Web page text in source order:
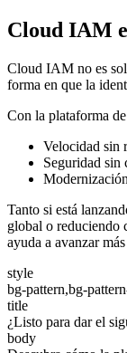
Cloud IAM
Cloud IAM no es
forma en que la
Con la plataforma
Velocidad sin
Seguridad sin
Tanto si está
global o reduciendo
ayuda a avanzar
style
bg-pattern,bg-
title
¿Listo para dar el
body